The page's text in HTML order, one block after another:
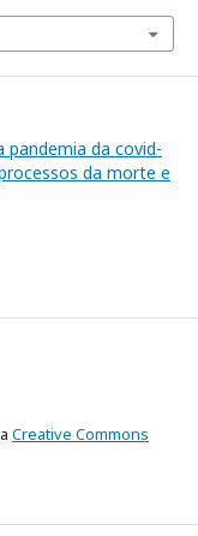
pandemia da covid-
da morte e
Creative Commons